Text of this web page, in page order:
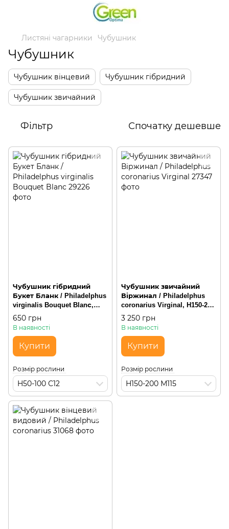
Листяні чагарники Чубушник
Чубушник
Чубушник вінцевий Чубушник гібридний
Чубушник звичайний
Фільтр Спочатку дешевше
Чубушник гібридний
Букет Бланк / Philadelphus
virginalis Bouquet Blanс,
H50-100 С12,
багатостовбурна
650 грн
В наявності
Купити
Розмір рослини
H50-100 С12
Чубушник звичайний
Віржинал / Philadelphus
coronarius Virginal, H150-200
М115, багатостовбурна
чагарникова
3 250 грн
В наявності
Купити
Розмір рослини
H150-200 М115